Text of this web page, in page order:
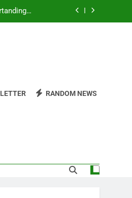
01.00
untuk
Sore
RANDOM NEWS